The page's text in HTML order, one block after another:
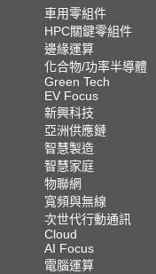
車用零組件
HPC關鍵零組件
邊緣運算
化合物/功率半導體
Green Tech
EV Focus
新興科技
亞洲供應鏈
智慧製造
智慧家庭
物聯網
寬頻與無線
次世代行動通訊
Cloud
AI Focus
電腦運算